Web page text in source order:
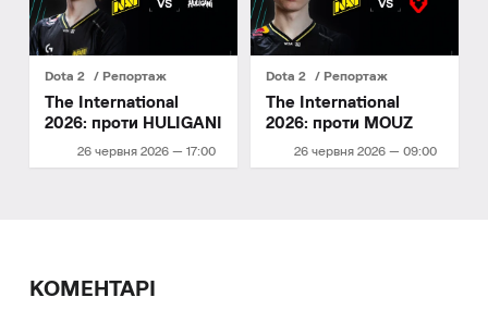
Dota 2 Репортаж
26 червня 2026 — 17:00
The International
2026: проти HULIGANI
Dota 2 Репортаж
26 червня 2026 — 09:00
The International
2026: проти MOUZ
КОМЕНТАРІ